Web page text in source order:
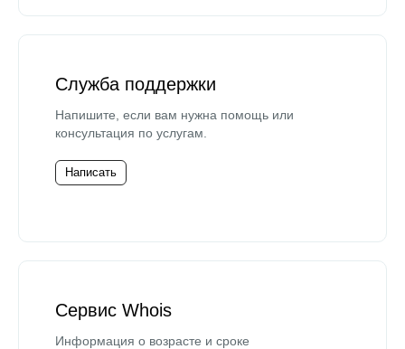
Служба поддержки
Напишите, если вам нужна помощь или
консультация по услугам.
Написать
Сервис Whois
Информация о возрасте и сроке